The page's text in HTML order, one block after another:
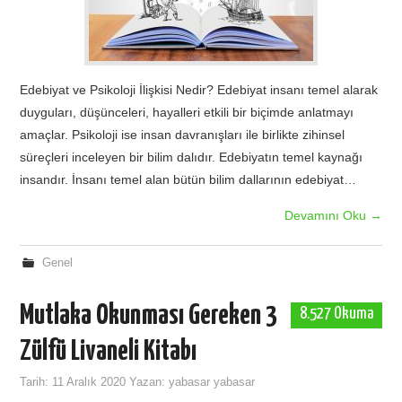
Edebiyat ve Psikoloji İlişkisi Nedir? Edebiyat insanı temel alarak
duyguları, düşünceleri, hayalleri etkili bir biçimde anlatmayı
amaçlar. Psikoloji ise insan davranışları ile birlikte zihinsel
süreçleri inceleyen bir bilim dalıdır. Edebiyatın temel kaynağı
insandır. İnsanı temel alan bütün bilim dallarının edebiyat…
Devamını Oku →
Genel
8.527 Okuma
Mutlaka Okunması Gereken 3
Zülfü Livaneli Kitabı
Tarih: 11 Aralık 2020 Yazan:yabasar yabasar